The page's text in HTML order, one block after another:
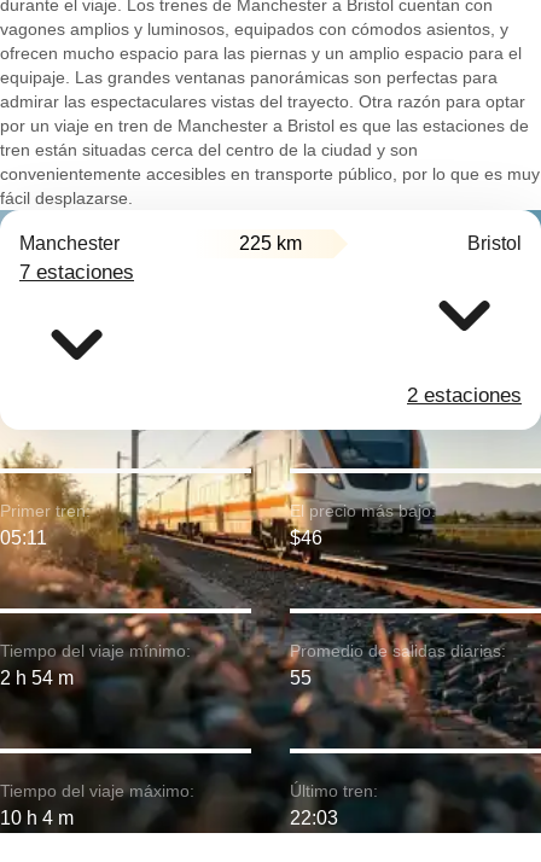
durante el viaje. Los trenes de Manchester a Bristol cuentan con
vagones amplios y luminosos, equipados con cómodos asientos, y
ofrecen mucho espacio para las piernas y un amplio espacio para el
equipaje. Las grandes ventanas panorámicas son perfectas para
admirar las espectaculares vistas del trayecto. Otra razón para optar
por un viaje en tren de Manchester a Bristol es que las estaciones de
tren están situadas cerca del centro de la ciudad y son
convenientemente accesibles en transporte público, por lo que es muy
fácil desplazarse.
Manchester 225 km Bristol
7 estaciones
2 estaciones
Tiempo del viaje mínimo:
2 h 54 m
Primer tren:
05:11
Tiempo del viaje máximo:
10 h 4 m
El precio más bajo:
$46
Promedio de salidas diarias:
55
Último tren:
22:03